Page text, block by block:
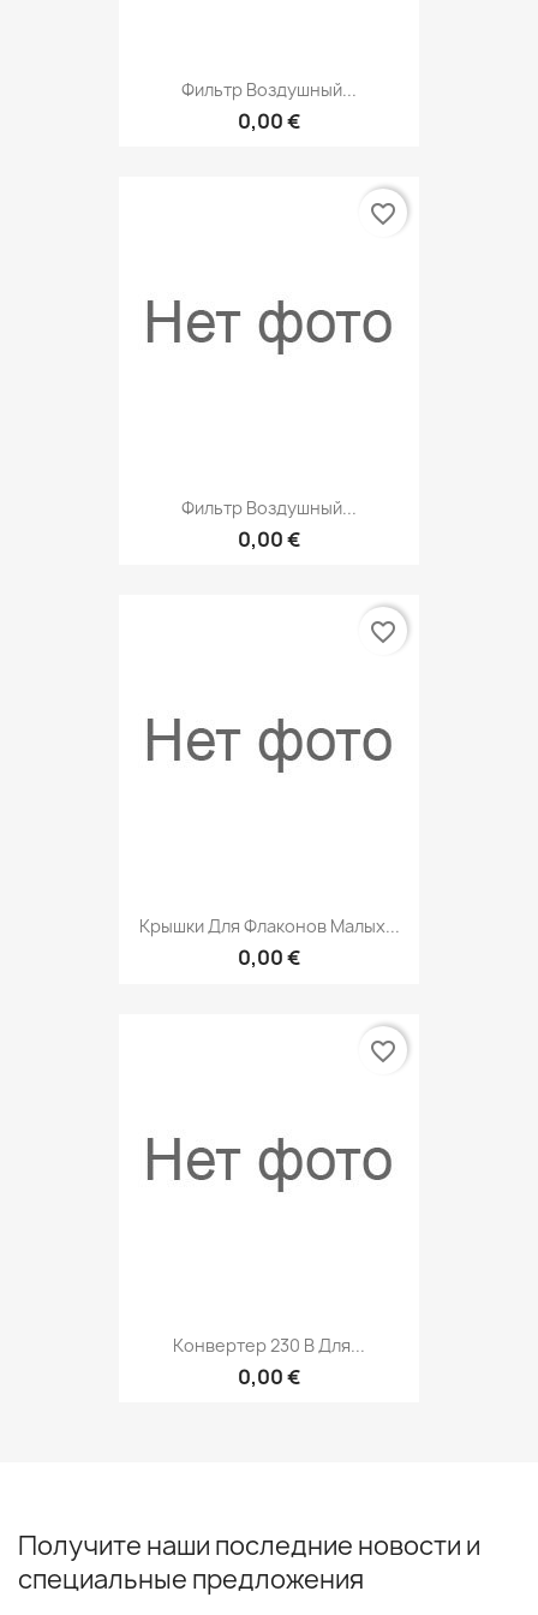
Фильтр Воздушный...
0,00 €
Фильтр Воздушный...
0,00 €
favorite_border
Крышки Для Флаконов Малых...
0,00 €
favorite_border
Конвертер 230 В Для...
0,00 €
favorite_border
Получите наши последние новости и
специальные предложения